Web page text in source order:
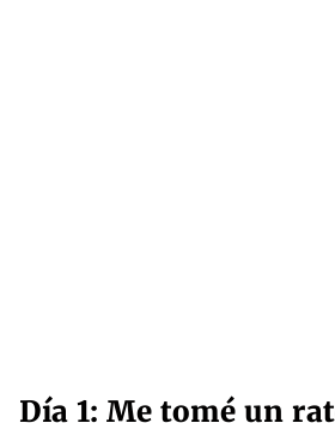
Día 1: Me tomé un